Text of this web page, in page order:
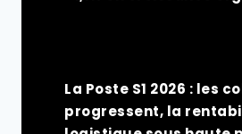
La Poste S1 2026 : les
progressent, la